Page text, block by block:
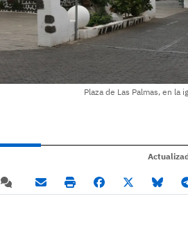
Plaza de Las Palmas, en la